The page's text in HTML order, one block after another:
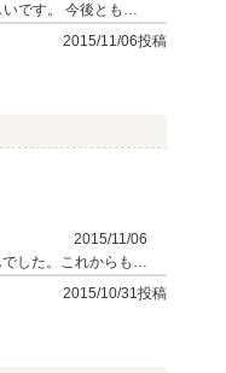
です。 今後とも末
2015/11/06投稿
2015/11/06
した。これからも楽
うに思っていただけ
2015/10/31投稿